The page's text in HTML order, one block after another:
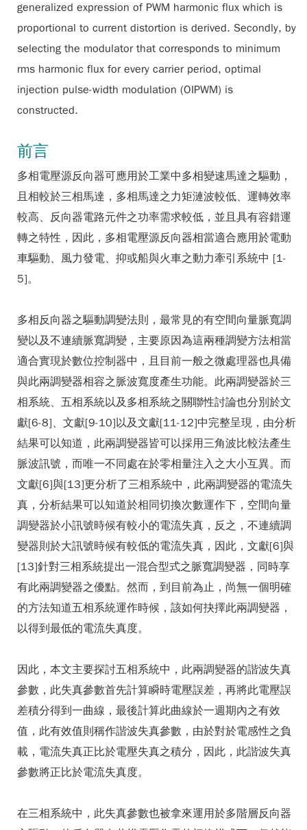
generalized expression of PWM harmonic flux which is
proportional to current distortion is derived. Secondly, by
selecting the modulator that corresponds to minimum
rms harmonic flux for every carrier period, optimal
injection pulse-width modulation (OIPWM) is
constructed.
前言
多相電壓源反向器可應用於工業中多相變速馬達之驅動，
且相較於三相馬達，多相馬達之力矩漣波較低、運轉效率
較高、反向器電路元件之功率需求較低，並且具有容錯運
轉之特性，因此，多相電壓源反向器相當適合應用於電動
車驅動、風力發電、抑或船與火車之動力牽引系統中 [1-
5]。
多相反向器之驅動調變法則，最常見的有空間向量脈寬調
變以及不連續脈寬調變，主要原因為這兩種調變方法相當
適合實現於數位控制器中，且目前一般之微處理器也具備
與此兩調變器相容之脈波寬度產生功能。此兩調變器於三
相系統、五相系統以及多相系統之關聯性討論也分別於文
獻[6-8]、文獻[9-10]以及文獻[11-12]中完整呈現，由分析
結果可以知道，此兩調變器皆可以採用三角波比較法產生
脈波訊號，而唯一不同處在於零相量注入之大小互異。而
文獻[6]與[13]更分析了三相系統中，此兩調變器的電流失
真，分析結果可以知道於相同切換次數運作下，空間向量
調變器於小訊號時候有較小的電流失真，反之，不連續調
變器則於大訊號時候有較低的電流失真，因此，文獻[6]與
[13]針對三相系統提出一混合型式之脈寬調變器，同時享
有此兩調變器之優點。然而，到目前為止，尚無一個明確
的方法知道五相系統運作時候，該如何抉擇此兩調變器，
以得到最低的電流失真度。
因此，本文主要探討五相系統中，此兩調變器的諧波失真
參數，此失真參數首先計算瞬時電壓誤差，再將此電壓誤
差積分得到一曲線，最後計算此曲線於一週期內之有效
值，此有效值則稱作諧波失真參數，由於對於電感性之負
載，電流失真正比於電壓失真之積分，因此，此諧波失真
參數將正比於電流失真度。
在三相系統中，此失真參數也被拿來運用於多階層反向器